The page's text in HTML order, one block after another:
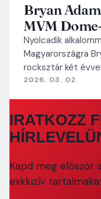
Bryan
MVM
Nyolcadik
Magyarországra
rocksztár két
2026. 03. 02.
IRATKOZZ
Kapd meg először
exkluzív